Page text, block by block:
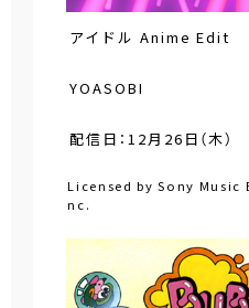
アイドル Anime Edit
YOASOBI
配信日：12月26日（木）
Licensed by Sony
nc.